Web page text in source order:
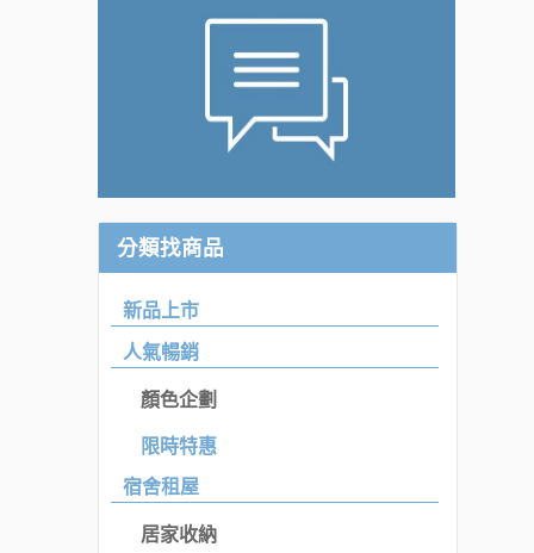
分類找商品
新品上市
人氣暢銷
顏色企劃
限時特惠
宿舍租屋
居家收納